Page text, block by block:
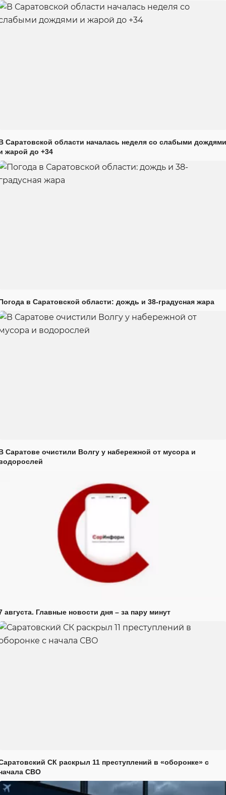
Саратовской области началась неделя со слабыми дождями
жарой до +34
в Саратовской области: дождь и 38-градусная жара
Саратове очистили Волгу у набережной от мусора и
августа. Главные новости дня – за пару минут
СК раскрыл 11 преступлений в «оборонке» с
СВО